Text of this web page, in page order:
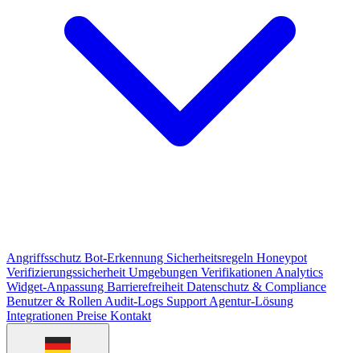
Angriffsschutz Bot-Erkennung Sicherheitsregeln Honeypot
Verifizierungssicherheit Umgebungen Verifikationen Analytics
Widget-Anpassung Barrierefreiheit Datenschutz & Compliance
Benutzer & Rollen Audit-Logs Support Agentur-Lösung
Integrationen Preise Kontakt